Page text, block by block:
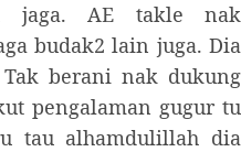
jaga. AE takle nak
budak2 lain juga. Dia
berani nak dukung
pengalaman gugur tu
tau alhamdulillah dia